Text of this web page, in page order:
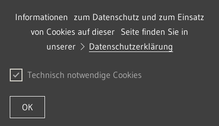
Informationen zum Datenschutz und zum Einsatz
von Cookies auf dieser Seite finden Sie in
unserer
Datenschutzerklärung
Technisch notwendige Cookies
OK